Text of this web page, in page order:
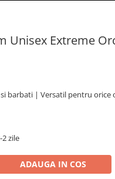
Unisex Extreme
barbati | Versatil pentru orice
2 zile
ADAUGA IN COS